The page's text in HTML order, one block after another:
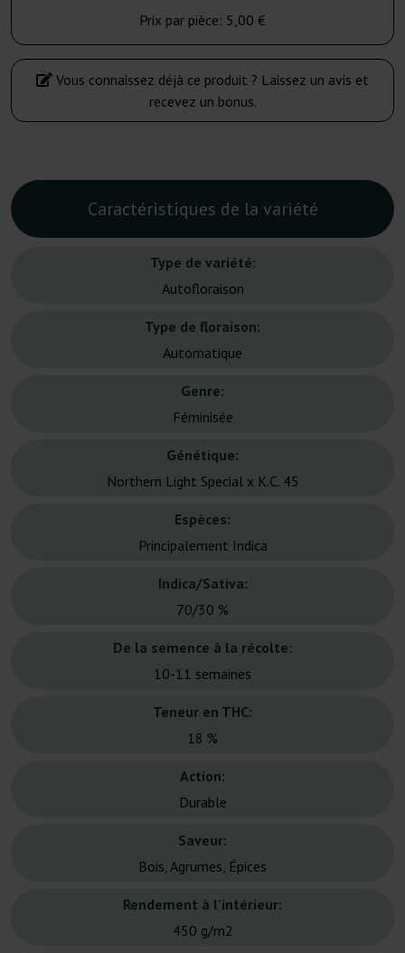
Prix par pièce: 5,00 €
Vous connaissez déjà ce produit ? Laissez un avis et
recevez un bonus.
Caractéristiques de la variété
Type de variété:
Autofloraison
Type de floraison:
Automatique
Genre:
Féminisée
Génétique:
Northern Light Special x K.C. 45
Espèces:
Principalement Indica
Indica/Sativa:
70/30 %
De la semence à la récolte:
10-11 semaines
Teneur en THC:
18 %
Action:
Durable
Saveur:
Bois, Agrumes, Épices
Rendement à l'intérieur:
450 g/m2